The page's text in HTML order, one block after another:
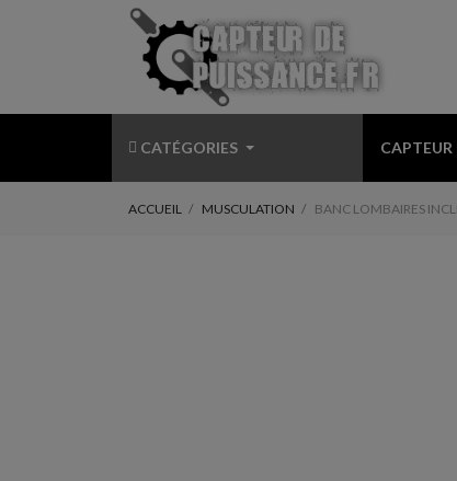
CATÉGORIES CAPTEUR
ACCUEIL MUSCULATION BANC LOMBAIRES